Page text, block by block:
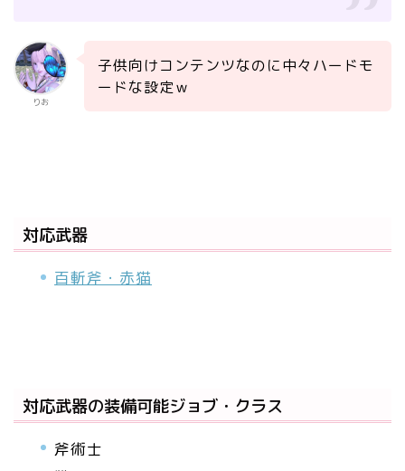
りお
子供向けコンテンツなのに中々ハードモ
ードな設定ｗ
対応武器
百斬斧・赤猫
対応武器の装備可能ジョブ・クラス
斧術士